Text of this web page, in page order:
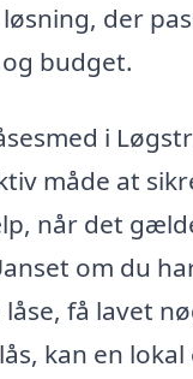
der
budget.
i
måde at
når det
om du
få lavet
kan en lokal